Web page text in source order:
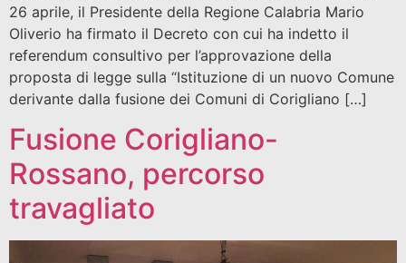
26 aprile, il Presidente della Regione Calabria Mario
Oliverio ha firmato il Decreto con cui ha indetto il
referendum consultivo per l’approvazione della
proposta di legge sulla “Istituzione di un nuovo Comune
derivante dalla fusione dei Comuni di Corigliano […]
Fusione Corigliano-
Rossano, percorso
travagliato